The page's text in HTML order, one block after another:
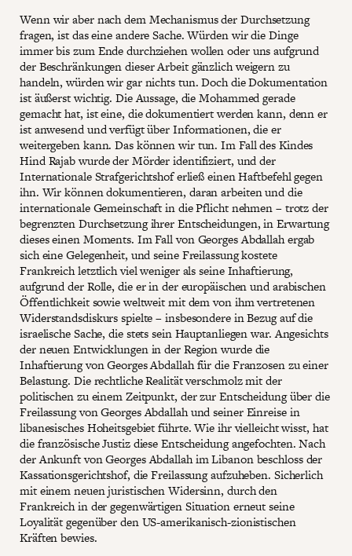
Wenn wir aber nach dem Mechanismus der Durchsetzung
fragen, ist das eine andere Sache. Würden wir die Dinge
immer bis zum Ende durchziehen wollen oder uns aufgrund
der Beschränkungen dieser Arbeit gänzlich weigern zu
handeln, würden wir gar nichts tun. Doch die Dokumentation
ist äußerst wichtig. Die Aussage, die Mohammed gerade
gemacht hat, ist eine, die dokumentiert werden kann, denn er
ist anwesend und verfügt über Informationen, die er
weitergeben kann. Das können wir tun. Im Fall des Kindes
Hind Rajab wurde der Mörder identifiziert, und der
Internationale Strafgerichtshof erließ einen Haftbefehl gegen
ihn. Wir können dokumentieren, daran arbeiten und die
internationale Gemeinschaft in die Pflicht nehmen – trotz der
begrenzten Durchsetzung ihrer Entscheidungen, in Erwartung
dieses einen Moments. Im Fall von Georges Abdallah ergab
sich eine Gelegenheit, und seine Freilassung kostete
Frankreich letztlich viel weniger als seine Inhaftierung,
aufgrund der Rolle, die er in der europäischen und arabischen
Öffentlichkeit sowie weltweit mit dem von ihm vertretenen
Widerstandsdiskurs spielte – insbesondere in Bezug auf die
israelische Sache, die stets sein Hauptanliegen war. Angesichts
der neuen Entwicklungen in der Region wurde die
Inhaftierung von Georges Abdallah für die Franzosen zu einer
Belastung. Die rechtliche Realität verschmolz mit der
politischen zu einem Zeitpunkt, der zur Entscheidung über die
Freilassung von Georges Abdallah und seiner Einreise in
libanesisches Hoheitsgebiet führte. Wie ihr vielleicht wisst, hat
die französische Justiz diese Entscheidung angefochten. Nach
der Ankunft von Georges Abdallah im Libanon beschloss der
Kassationsgerichtshof, die Freilassung aufzuheben. Sicherlich
mit einem neuen juristischen Widersinn, durch den
Frankreich in der gegenwärtigen Situation erneut seine
Loyalität gegenüber den US-amerikanisch-zionistischen
Kräften bewies.